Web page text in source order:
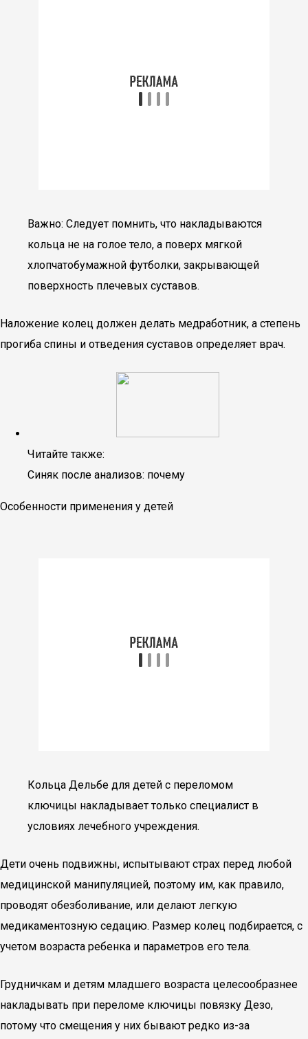
Важно: Следует помнить, что накладываются
кольца не на голое тело, а поверх мягкой
хлопчатобумажной футболки, закрывающей
поверхность плечевых суставов.
Наложение колец должен делать медработник, а степень
прогиба спины и отведения суставов определяет врач.
Читайте также:
Синяк после анализов: почему
Особенности применения у детей
Кольца Дельбе для детей с переломом
ключицы накладывает только специалист в
условиях лечебного учреждения.
Дети очень подвижны, испытывают страх перед любой
медицинской манипуляцией, поэтому им, как правило,
проводят обезболивание, или делают легкую
медикаментозную седацию. Размер колец подбирается, с
учетом возраста ребенка и параметров его тела.
Грудничкам и детям младшего возраста целесообразнее
накладывать при переломе ключицы повязку Дезо,
потому что смещения у них бывают редко из-за